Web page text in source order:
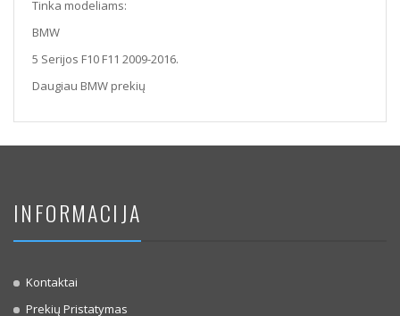
Tinka modeliams:
BMW
5 Serijos F10 F11 2009-2016.
Daugiau BMW prekių
INFORMACIJA
Kontaktai
Prekių Pristatymas